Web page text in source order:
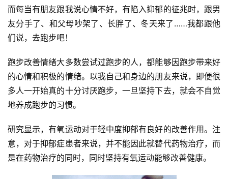
而每当有朋友跟我说心情不好，有陷入抑郁的征兆时，跟男
友分手了、和父母吵架了、长胖了、冬天来了……我都跟他
们说，去跑步吧！
跑步改善情绪大多数尝试过跑步的人，都能够因跑步带来好
的心情和积极的情绪。以我自己和身边的朋友来说，即便很
多人一开始真的十分讨厌跑步，一旦坚持下去，就会不自觉
地养成跑步的习惯。
研究显示，有氧运动对于轻中度抑郁有良好的改善作用。注
意，对于抑郁症患者来说，并不能因此就替代药物治疗，而
是在药物治疗的同时，同时坚持有氧运动能够改善健康。